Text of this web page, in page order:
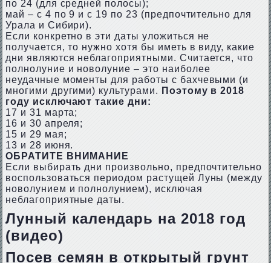
по 24 (для средней полосы);
май – с 4 по 9 и с 19 по 23 (предпочтительно для
Урала и Сибири).
Если конкретно в эти даты уложиться не
получается, то нужно хотя бы иметь в виду, какие
дни являются неблагоприятными. Считается, что
полнолуние и новолуние – это наиболее
неудачные моменты для работы с бахчевыми (и
многими другими) культурами. Поэтому в 2018
году исключают такие дни:
17 и 31 марта;
16 и 30 апреля;
15 и 29 мая;
13 и 28 июня.
ОБРАТИТЕ ВНИМАНИЕ
Если выбирать дни произвольно, предпочтительно
воспользоваться периодом растущей Луны (между
новолунием и полнолунием), исключая
неблагоприятные даты.
Лунный календарь на 2018 год
(видео)
Посев семян в открытый грунт